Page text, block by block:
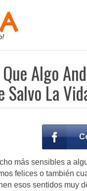
Algo
Salvo La
más sensibles a
felices o también
esos sentidos muy